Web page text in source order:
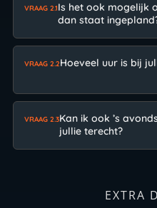
VRAAG 2.1Is het ook mogelijk
dan staat
VRAAG 2.2Hoeveel uur is bij
VRAAG 2.3Kan ik ook ’s
jullie terecht?
EXTRA